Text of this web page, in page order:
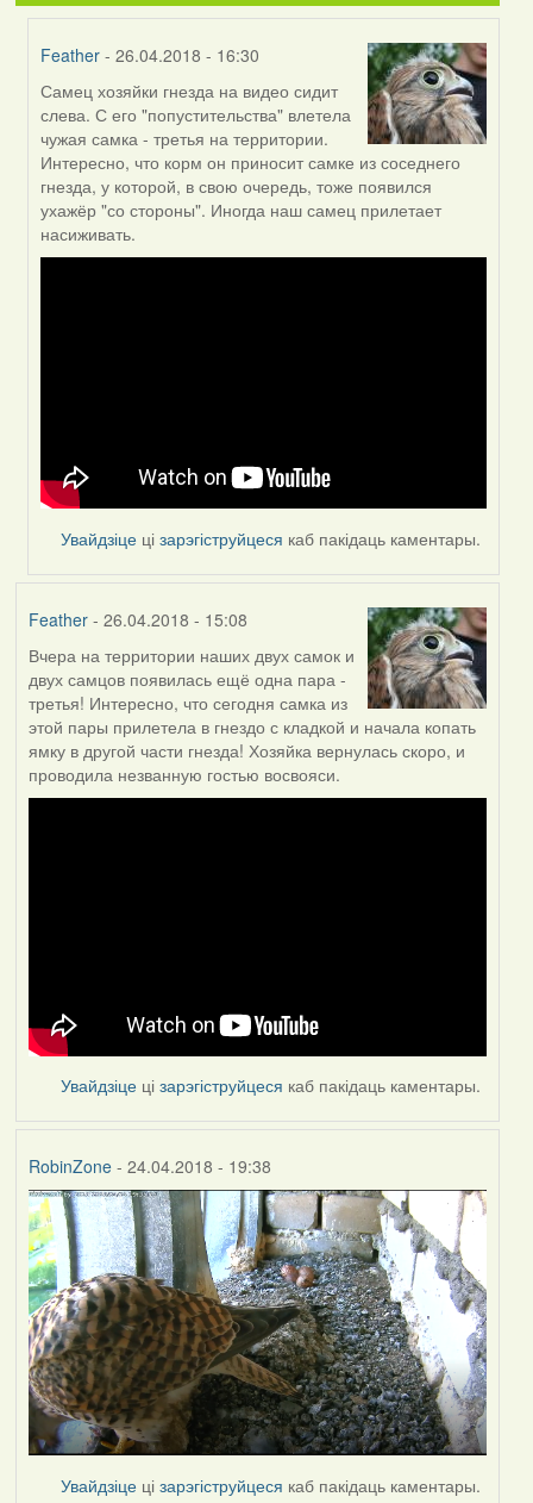
Feather - 26.04.2018 - 16:30
In
reply
to
by
Могилев
(госць)
Самец хозяйки гнезда на видео сидит
слева. С его "попустительства" влетела
чужая самка - третья на территории.
Интересно, что корм он приносит самке из соседнего
гнезда, у которой, в свою очередь, тоже появился
ухажёр "со стороны". Иногда наш самец прилетает
насиживать.
Увайдзіце цізарэгіструйцеся каб пакідаць каментары.
Feather- 26.04.2018 - 15:08
Вчера на территории наших двух самок и
двух самцов появилась ещё одна пара -
третья! Интересно, что сегодня самка из
этой пары прилетела в гнездо с кладкой и начала копать
ямку в другой части гнезда! Хозяйка вернулась скоро, и
проводила незванную гостью восвояси.
Увайдзіце цізарэгіструйцеся каб пакідаць каментары.
RobinZone- 24.04.2018 - 19:38
Увайдзіце цізарэгіструйцеся каб пакідаць каментары.